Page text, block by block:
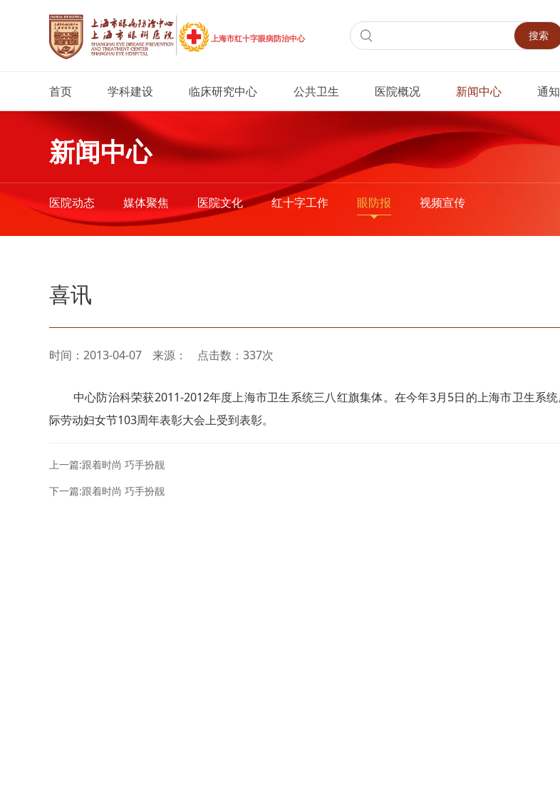
搜索
首页 学科建设 临床研究中心 公共卫生 医院概况 新闻中心 通
新闻中心
医院动态 媒体聚焦 医院文化 红十字工作 眼防报 视频宣传
喜讯
时间：2013-04-07 来源： 点击数：337次
中心防治科荣获2011-2012年度上海市卫生系统三八红旗集体。在今年3月5日的上海市卫生系统
际劳动妇女节103周年表彰大会上受到表彰。
上一篇:跟着时尚 巧手扮靓
下一篇:跟着时尚 巧手扮靓